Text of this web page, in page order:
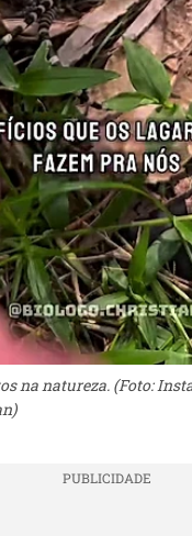
na natureza. (Foto: